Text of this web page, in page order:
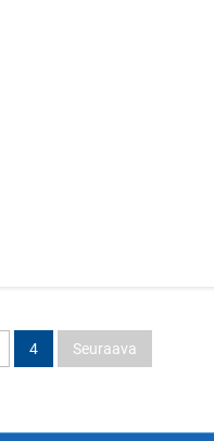
kysyntä on
4 Seuraava